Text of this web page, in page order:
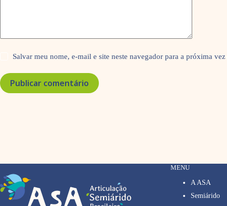
Salvar meu nome, e-mail e site neste navegador para a próxima
Publicar comentário
MENU
A ASA
Semiárido